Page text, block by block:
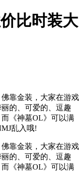
比时装大
靠金装，大家在游戏
的、可爱的、逗趣
《神墓OL》可以满
乱入哦!
靠金装，大家在游戏
的、可爱的、逗趣
《神墓OL》可以满